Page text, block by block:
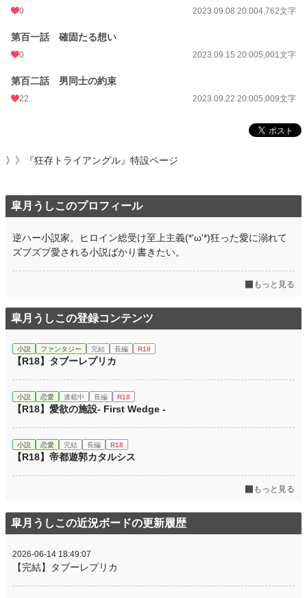
0 2023.09.08 20:004,762文字
第百一話 確固たる想い
0 2023.09.15 20:005,001文字
第百二話 男同士の約束
22 2023.09.22 20:005,009文字
》》 『狂存トライアングル』特設ページ
皐月うしこのプロフィール
逆ハー小説家。ヒロイン総受け至上主義(*'ω'*)狂った愛に溺れて
ズブズブ愛される小説ばかり書きたい。
もっと見る
皐月うしこの登録コンテンツ
小説 ファンタジー 完結 長編 R18
【R18】タブーレプリカ
小説 恋愛 連載中 長編 R18
【R18】愛欲の施設- First Wedge -
小説 恋愛 完結 長編 R18
【R18】帝都遊郭カタルシス
もっと見る
皐月うしこの近況ボードの更新履歴
2026-06-14 18:49:07
【完結】タブーレプリカ